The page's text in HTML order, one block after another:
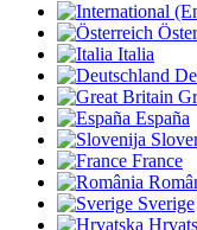
Italia
España
France
Sverige